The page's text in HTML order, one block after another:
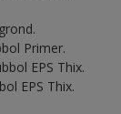
Primer.
EPS Thix.
EPS Thix.